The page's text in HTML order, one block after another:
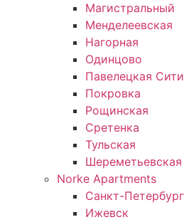
Магистральный
Менделеевская
Нагорная
Одинцово
Павелецкая Сити
Покровка
Рощинская
Сретенка
Тульская
Шереметьевская
Norke Apartments
Санкт-Петербург
Ижевск